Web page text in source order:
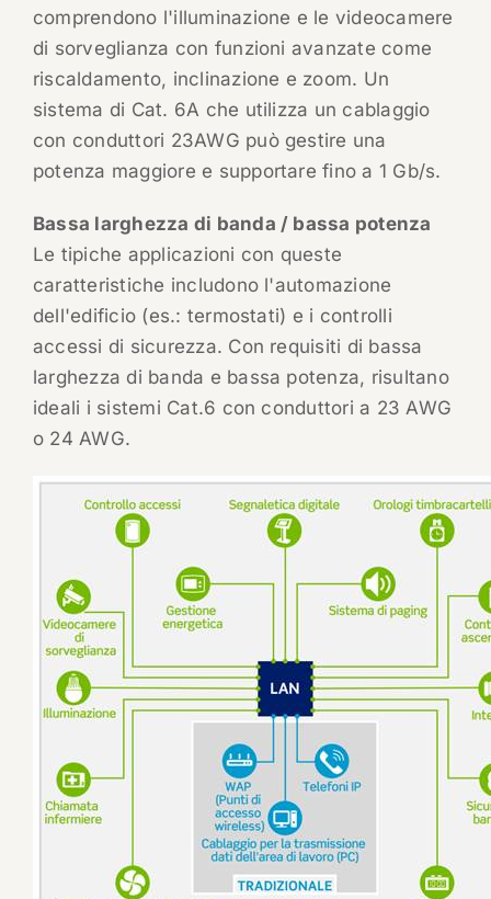
comprendono l'illuminazione e le videocamere
di sorveglianza con funzioni avanzate come
riscaldamento, inclinazione e zoom. Un
sistema di Cat. 6A che utilizza un cablaggio
con conduttori 23AWG può gestire una
potenza maggiore e supportare fino a 1 Gb/s.
Bassa larghezza di banda / bassa potenza
Le tipiche applicazioni con queste
caratteristiche includono l'automazione
dell'edificio (es.: termostati) e i controlli
accessi di sicurezza. Con requisiti di bassa
larghezza di banda e bassa potenza, risultano
ideali i sistemi Cat.6 con conduttori a 23 AWG
o 24 AWG.